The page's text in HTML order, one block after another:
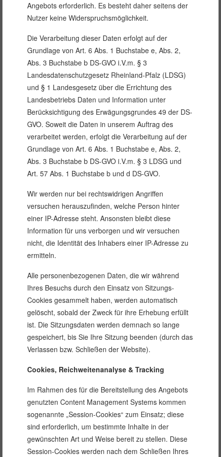
Angebots erforderlich. Es besteht daher seitens der
Nutzer keine Widerspruchsmöglichkeit.
Die Verarbeitung dieser Daten erfolgt auf der
Grundlage von Art. 6 Abs. 1 Buchstabe e, Abs. 2,
Abs. 3 Buchstabe b DS-GVO i.V.m. § 3
Landesdatenschutzgesetz Rheinland-Pfalz (LDSG)
und § 1 Landesgesetz über die Errichtung des
Landesbetriebs Daten und Information unter
Berücksichtigung des Erwägungsgrundes 49 der DS-
GVO. Soweit die Daten in unserem Auftrag des
verarbeitet werden, erfolgt die Verarbeitung auf der
Grundlage von Art. 6 Abs. 1 Buchstabe e, Abs. 2,
Abs. 3 Buchstabe b DS-GVO i.V.m. § 3 LDSG und
Art. 57 Abs. 1 Buchstabe b und d DS-GVO.
Wir werden nur bei rechtswidrigen Angriffen
versuchen herauszufinden, welche Person hinter
einer IP-Adresse steht. Ansonsten bleibt diese
Information für uns verborgen und wir versuchen
nicht, die Identität des Inhabers einer IP-Adresse zu
ermitteln.
Alle personenbezogenen Daten, die wir während
Ihres Besuchs durch den Einsatz von Sitzungs-
Cookies gesammelt haben, werden automatisch
gelöscht, sobald der Zweck für ihre Erhebung erfüllt
ist. Die Sitzungsdaten werden demnach so lange
gespeichert, bis Sie Ihre Sitzung beenden (durch das
Verlassen bzw. Schließen der Website).
Cookies, Reichweitenanalyse & Tracking
Im Rahmen des für die Bereitstellung des Angebots
genutzten Content Management Systems kommen
sogenannte „Session-Cookies“ zum Einsatz; diese
sind erforderlich, um bestimmte Inhalte in der
gewünschten Art und Weise bereit zu stellen. Diese
Session-Cookies werden nach dem Schließen Ihres